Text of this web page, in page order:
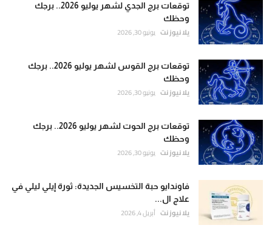
توقعات برج الجدي لشهر يوليو 2026.. برجك
وحظك
يلا نيوز نت يونيو 30, 2026
توقعات برج القوس لشهر يوليو 2026.. برجك
وحظك
يلا نيوز نت يونيو 30, 2026
توقعات برج الحوت لشهر يوليو 2026.. برجك
وحظك
يلا نيوز نت يونيو 30, 2026
فاوندايو حبة التخسيس الجديدة: ثورة إيلي ليلي في
علاج ال...
يلا نيوز نت أبريل 4, 2026